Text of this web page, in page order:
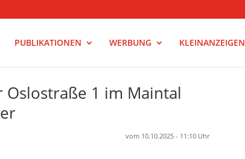
PUBLIKATIONEN WERBUNG KLEINANZEIGEN
1 im Maintal
vom 10.10.2025 - 11:10 Uhr